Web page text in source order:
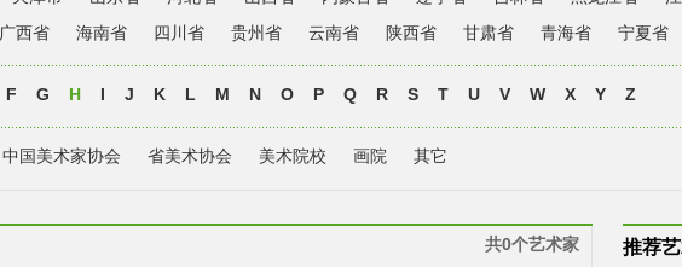
广西省 海南省 四川省 贵州省 云南省 陕西省 甘肃省 青海省 宁夏省
F G H I J K L M N O P Q R S T U V W X Y Z
中国美术家协会 省美术协会 美术院校 画院 其它
共0个艺术家 推荐